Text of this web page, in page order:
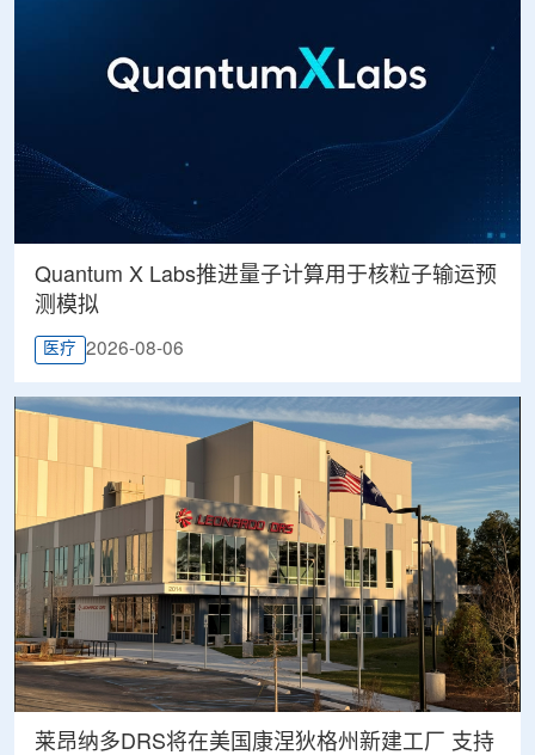
Quantum X Labs推进量子计算用于核粒子输运预
测模拟
医疗 2026-08-06
莱昂纳多DRS将在美国康涅狄格州新建工厂 支持